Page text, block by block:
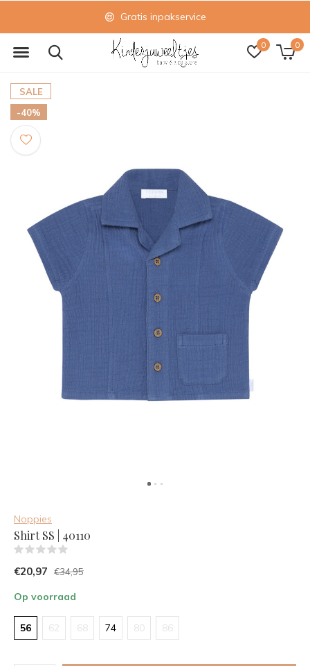
0 0
Gratis inpakservice
SALE
-40%
Noppies
Shirt SS | 40110
€20,97 €34,95
Op voorraad
56 62 68 74 80 86